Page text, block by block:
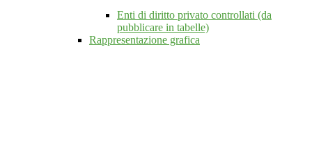
Enti di diritto privato controllati (da
pubblicare in tabelle)
Rappresentazione grafica